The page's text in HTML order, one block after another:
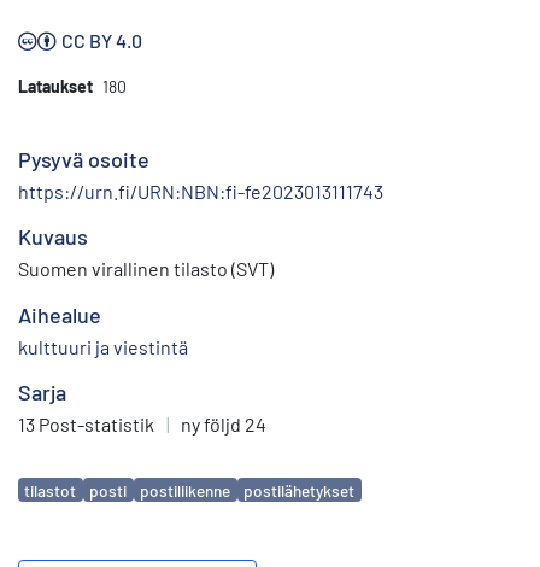
CC BY 4.0
Lataukset 180
Pysyvä osoite
https://urn.fi/URN:NBN:fi-fe2023013111743
Kuvaus
Suomen virallinen tilasto (SVT)
Aihealue
kulttuuri ja viestintä
Sarja
13 Post-statistik | ny följd 24
Avainsanat
tilastot posti postiliikenne postilähetykset